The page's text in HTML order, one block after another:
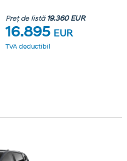
Preț de listă 19.360 EUR
16.895 EUR
TVA deductibil